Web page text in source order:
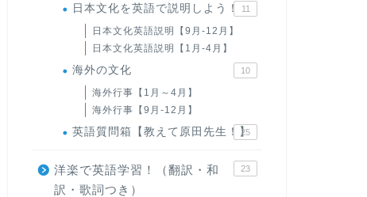
日本文化を英語で説明しよう！ 11
日本文化英語説明【9月-12月】
日本文化英語説明【1月-4月】
海外の文化 10
海外行事【1月～4月】
海外行事【9月-12月】
英語質問箱【教えて原田先生！】
25
洋楽で英語学習！（翻訳・和
訳・歌詞つき）
23